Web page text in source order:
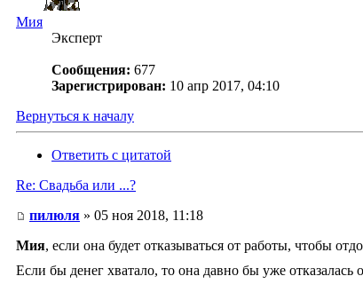
Мия
Эксперт
Сообщения: 677
Зарегистрирован: 10 апр 2017, 04:10
Вернуться к началу
Ответить с цитатой
Re: Свадьба или ...?
пилюля » 05 ноя 2018, 11:18
Мия, если она будет отказываться от работы, чтобы
Если бы денег хватало, то она давно бы уже отказалась